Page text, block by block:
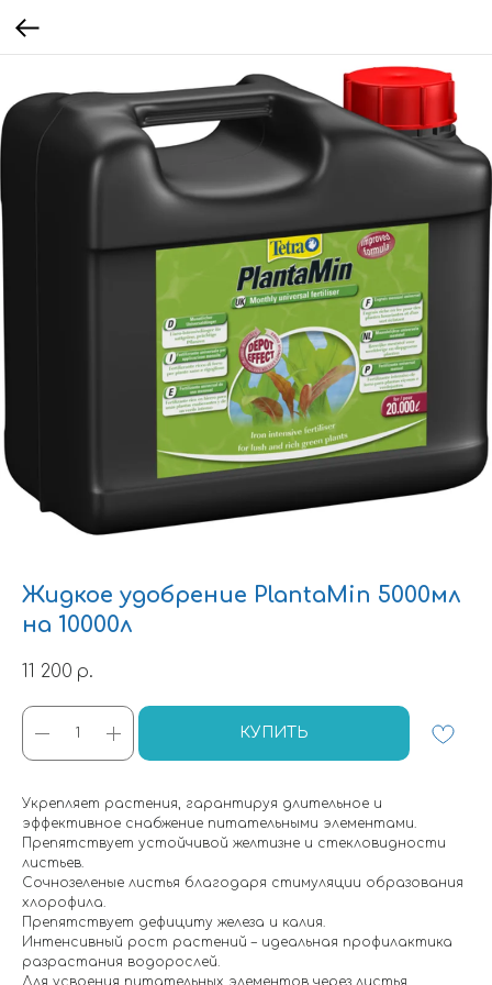
Жидкое удобрение PlantaMin 5000мл
на 10000л
11 200 р.
КУПИТЬ
Укрепляет растения, гарантируя длительное и
эффективное снабжение питательными элементами.
Препятствует устойчивой желтизне и стекловидности
листьев.
Сочнозеленые листья благодаря стимуляции образования
хлорофила.
Препятствует дефициту железа и калия.
Интенсивный рост растений – идеальная профилактика
разрастания водорослей.
Для усвоения питательных элементов через листья.